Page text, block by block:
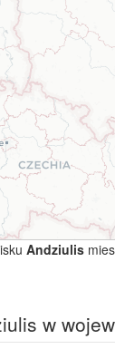
Andziulis
w